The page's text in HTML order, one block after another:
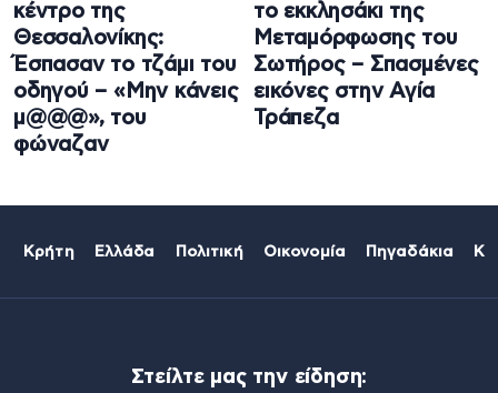
κέντρο της
Θεσσαλονίκης:
Έσπασαν το τζάμι του
οδηγού – «Μην κάνεις
μ@@@», του
φώναζαν
το εκκλησάκι της
Μεταμόρφωσης του
Σωτήρος – Σπασμένες
εικόνες στην Αγία
Τράπεζα
Κρήτη Ελλάδα Πολιτική Οικονομία Πηγαδάκια
Στείλτε μας την είδηση: